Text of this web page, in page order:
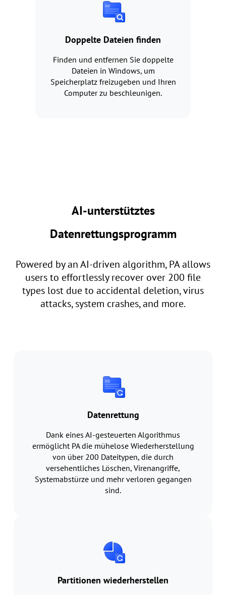
Doppelte Dateien finden
Finden und entfernen Sie doppelte
Dateien in Windows, um
Speicherplatz freizugeben und Ihren
Computer zu beschleunigen.
AI-unterstütztes
Datenrettungsprogramm
Powered by an AI-driven algorithm, PA allows
users to effortlessly recover over 200 file
types lost due to accidental deletion, virus
attacks, system crashes, and more.
Datenrettung
Dank eines AI-gesteuerten Algorithmus
ermöglicht PA die mühelose Wiederherstellung
von über 200 Dateitypen, die durch
versehentliches Löschen, Virenangriffe,
Systemabstürze und mehr verloren gegangen
sind.
Partitionen wiederherstellen